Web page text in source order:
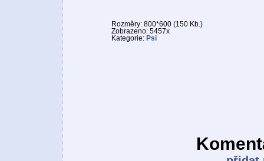
Rozměry: 800*600 (150 Kb.)
Zobrazeno: 5457x
Kategorie: Psi